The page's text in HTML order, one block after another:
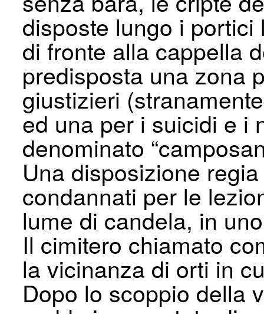
disposte lungo i
di fronte alla cappella
predisposta una zona
giustizieri
ed una per i suicidi e i
denominato
Una disposizione
condannati per le
lume di candela, in
Il cimitero chiamato
la vicinanza di orti in
Dopo lo scoppio della